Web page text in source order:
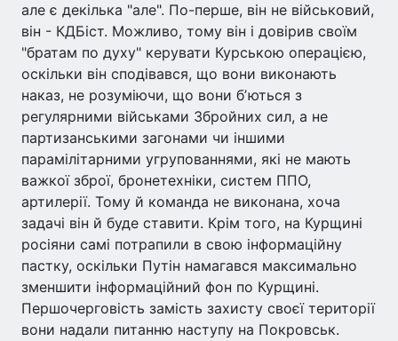
але є декілька "але". По-перше, він не військовий,
він - КДБіст. Можливо, тому він і довірив своїм
"братам по духу" керувати Курською операцією,
оскільки він сподівався, що вони виконають
наказ, не розуміючи, що вони бʼються з
регулярними військами Збройних сил, а не
партизанськими загонами чи іншими
парамілітарними угрупованнями, які не мають
важкої зброї, бронетехніки, систем ППО,
артилерії. Тому й команда не виконана, хоча
задачі він й буде ставити. Крім того, на Курщині
росіяни самі потрапили в свою інформаційну
пастку, оскільки Путін намагався максимально
зменшити інформаційний фон по Курщині.
Першочерговість замість захисту своєї території
вони надали питанню наступу на Покровськ.